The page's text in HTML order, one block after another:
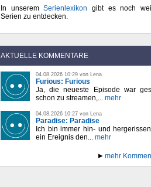
In unseremSerienlexikon gibt es noch
Serien zu entdecken.
AKTUELLE KOMMENTARE
04.08.2026 10:29 von Lena
Furious: Furious
Ja, die neueste Episode war
schon zu streamen,... mehr
04.08.2026 10:27 von Lena
Paradise: Paradise
Ich bin immer hin- und
ein Ereignis den... mehr
mehr